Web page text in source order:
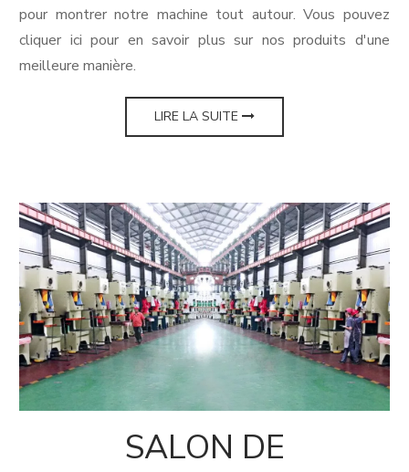
pour montrer notre machine tout autour. Vous pouvez
cliquer ici pour en savoir plus sur nos produits d'une
meilleure manière.
LIRE LA SUITE
SALON DE